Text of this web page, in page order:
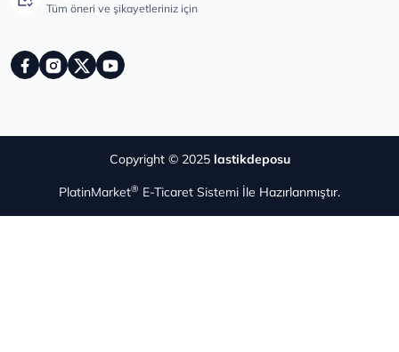
Tüm öneri ve şikayetleriniz için
Copyright © 2025 lastikdeposu
PlatinMarket® E-Ticaret Sistemi İle Hazırlanmıştır.